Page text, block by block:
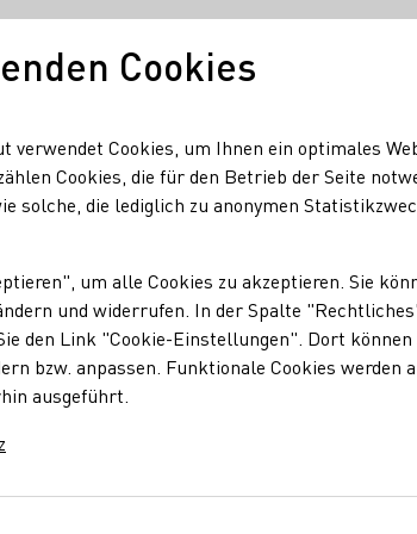
74 Mosel Deutschland
Cookies
verwendet Cookies, um Ihnen ein optimales
Cookies, die für den Betrieb der Seite
solche, die lediglich zu anonymen
um alle Cookies zu akzeptieren. Sie
und widerrufen. In der Spalte
den Link "Cookie-Einstellungen". Dort können
bzw. anpassen. Funktionale Cookies werden
ausgeführt.